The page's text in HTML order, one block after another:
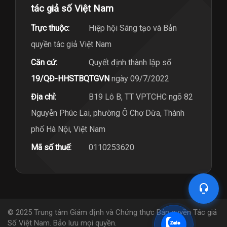
tác giả số Việt Nam
Trực thuộc:
Hiệp hội Sáng tạo và Bản
quyền tác giả Việt Nam
Căn cứ:
Quyết định thành lập số
19/QĐ-HHSTBQTGVN ngày 09/7/2022
Địa chỉ:
B19 Lô B, TT VPTCHC ngõ 82
Nguyễn Phúc Lai, phường Ô Chợ Dừa, Thành
phố Hà Nội, Việt Nam
Mã số thuế:
0110253620
© 2025 Trung tâm Giám định và Chứng thực Bản quyền Tác giả
Số Việt Nam. Bảo lưu mọi quyền.